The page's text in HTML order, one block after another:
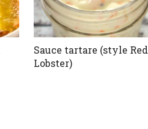
Sauce tartare (style Red
Lobster)